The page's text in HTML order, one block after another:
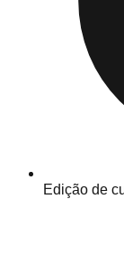
Edição de